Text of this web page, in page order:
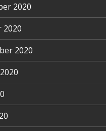
2020
2020
2020